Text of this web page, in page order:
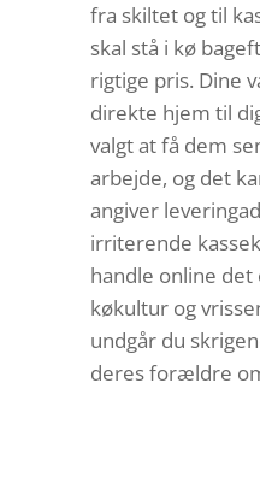
fra skiltet og til
skal stå i kø
rigtige pris. Dine
direkte hjem til
valgt at få dem
arbejde, og det
angiver
irriterende
handle online
køkultur og
undgår du
deres forældre